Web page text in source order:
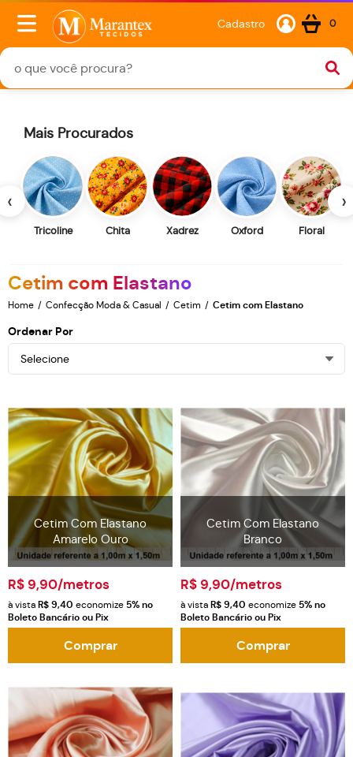
Cadastro 0
‹
Mais Procurados
Tricoline Chita Xadrez Oxford Floral
›
Cetim com Elastano
Home Confecção Moda & Casual Cetim Cetim com Elastano
Ordenar Por
Selecione
Cetim Com Elastano
Amarelo Ouro
R$ 9,90/metros
à vista R$ 9,40 economize 5%no
Boleto Bancário ou Pix
Comprar
Cetim Com Elastano
Branco
R$ 9,90/metros
à vista R$ 9,40 economize 5%no
Boleto Bancário ou Pix
Comprar